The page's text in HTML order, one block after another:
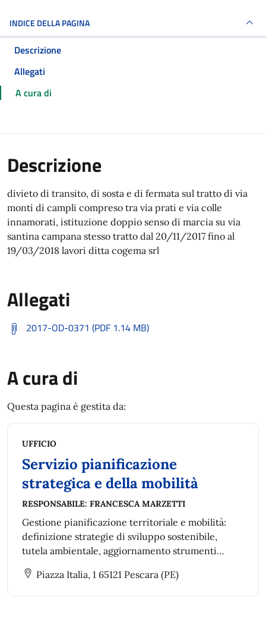
INDICE DELLA PAGINA
Descrizione
Allegati
A cura di
Descrizione
divieto di transito, di sosta e di fermata sul tratto di via
monti di campli compreso tra via prati e via colle
innamorati, istituzione doppio senso di marcia su via
santina campana stesso tratto dal 20/11/2017 fino al
19/03/2018 lavori ditta cogema srl
Allegati
2017-OD-0371 (PDF 1.14 MB)
A cura di
Questa pagina è gestita da:
UFFICIO
Servizio pianificazione
strategica e della mobilità
RESPONSABILE: FRANCESCA MARZETTI
Gestione pianificazione territoriale e mobilità:
definizione strategie di sviluppo sostenibile,
tutela ambientale, aggiornamento strumenti
urbanistici, piani di settore e piani speciali anche
intercomunali.
Piazza Italia, 1 65121 Pescara (PE)